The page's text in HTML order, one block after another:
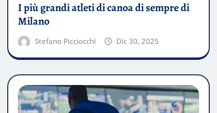
I più grandi atleti di canoa di sempre di
Milano
Stefano Picciocchi Dic 30, 2025